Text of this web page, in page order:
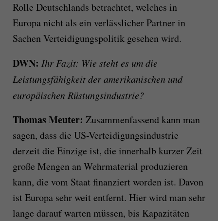
Rolle Deutschlands betrachtet, welches in
Europa nicht als ein verlässlicher Partner in
Sachen Verteidigungspolitik gesehen wird.
DWN: Ihr Fazit: Wie steht es um die
Leistungsfähigkeit der amerikanischen und
europäischen Rüstungsindustrie?
Thomas Meuter: Zusammenfassend kann man
sagen, dass die US-Verteidigungsindustrie
derzeit die Einzige ist, die innerhalb kurzer Zeit
große Mengen an Wehrmaterial produzieren
kann, die vom Staat finanziert worden ist. Davon
ist Europa sehr weit entfernt. Hier wird man sehr
lange darauf warten müssen, bis Kapazitäten